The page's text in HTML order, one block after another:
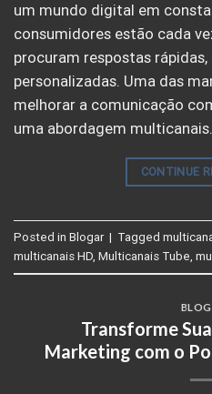
um mundo digital em
consumidores estão cada
procuram respostas
personalizadas. Uma das
melhorar a comunicação
uma abordagem
CONTINUE
Posted in Blogar | Tagged
multicanais HD Multicanais Tube
Transforme
Marketing com o